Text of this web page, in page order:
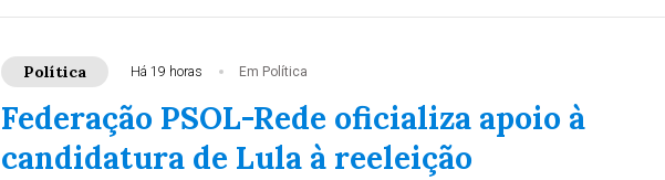
Política Há 19 horas Em Política
Federação PSOL-Rede oficializa apoio à
candidatura de Lula à reeleição